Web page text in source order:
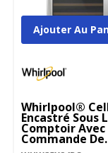
Whirlpool®
Encastré Sous
Comptoir Avec
Commande De
Température
Ajouter Au